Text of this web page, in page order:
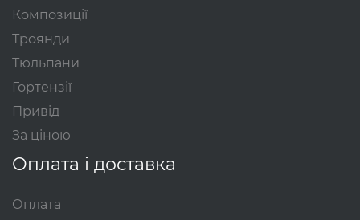
Композиції
Троянди
Тюльпани
Гортензії
Привід
За ціною
Оплата і доставка
Оплата